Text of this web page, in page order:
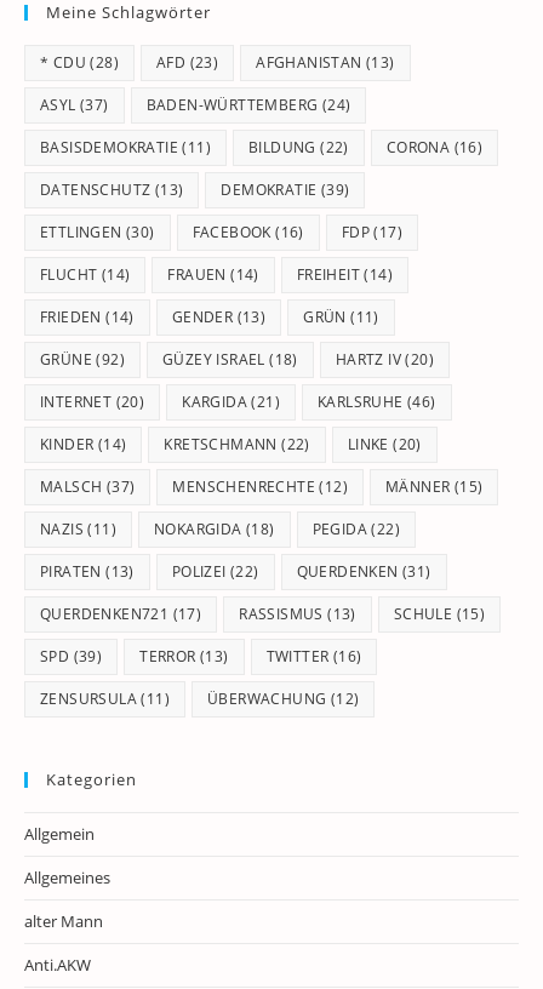
Meine Schlagwörter
* CDU (28) AFD (23) AFGHANISTAN (13)
ASYL (37) BADEN-WÜRTTEMBERG (24)
BASISDEMOKRATIE (11) BILDUNG (22) CORONA (16)
DATENSCHUTZ (13) DEMOKRATIE (39)
ETTLINGEN (30) FACEBOOK (16) FDP(17)
FLUCHT (14) FRAUEN (14) FREIHEIT(14)
FRIEDEN (14) GENDER (13) GRÜN (11)
GRÜNE (92) GÜZEY ISRAEL (18) HARTZ IV(20)
INTERNET (20) KARGIDA(21) KARLSRUHE (46)
KINDER (14) KRETSCHMANN (22) LINKE (20)
MALSCH (37) MENSCHENRECHTE (12) MÄNNER (15)
NAZIS (11) NOKARGIDA (18) PEGIDA(22)
PIRATEN (13) POLIZEI (22) QUERDENKEN (31)
QUERDENKEN721 (17) RASSISMUS (13) SCHULE (15)
SPD (39) TERROR (13) TWITTER (16)
ZENSURSULA(11) ÜBERWACHUNG (12)
Kategorien
Allgemein
Allgemeines
alter Mann
Anti.AKW